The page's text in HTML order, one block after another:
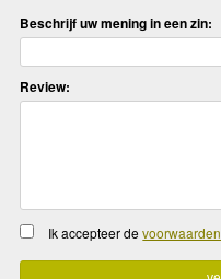
Beschrijf uw mening in een zin:
Review:
Ik accepteer devoorwaarden